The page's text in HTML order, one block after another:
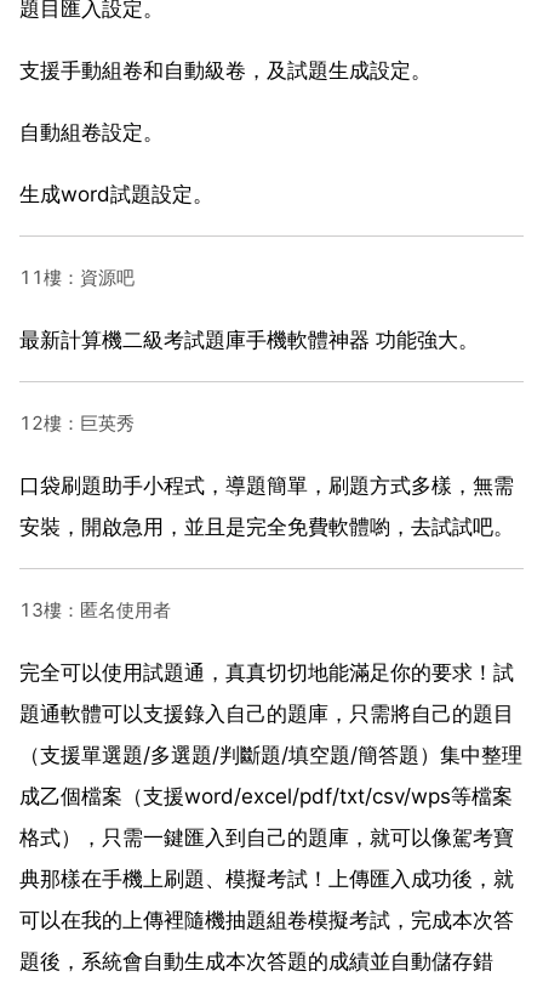
題目匯入設定。
支援手動組卷和自動級卷，及試題生成設定。
自動組卷設定。
生成word試題設定。
11樓：資源吧
最新計算機二級考試題庫手機軟體神器 功能強大。
12樓：巨英秀
口袋刷題助手小程式，導題簡單，刷題方式多樣，無需
安裝，開啟急用，並且是完全免費軟體喲，去試試吧。
13樓：匿名使用者
完全可以使用試題通，真真切切地能滿足你的要求！試
題通軟體可以支援錄入自己的題庫，只需將自己的題目
（支援單選題/多選題/判斷題/填空題/簡答題）集中整理
成乙個檔案（支援word/excel/pdf/txt/csv/wps等檔案
格式），只需一鍵匯入到自己的題庫，就可以像駕考寶
典那樣在手機上刷題、模擬考試！上傳匯入成功後，就
可以在我的上傳裡隨機抽題組卷模擬考試，完成本次答
題後，系統會自動生成本次答題的成績並自動儲存錯